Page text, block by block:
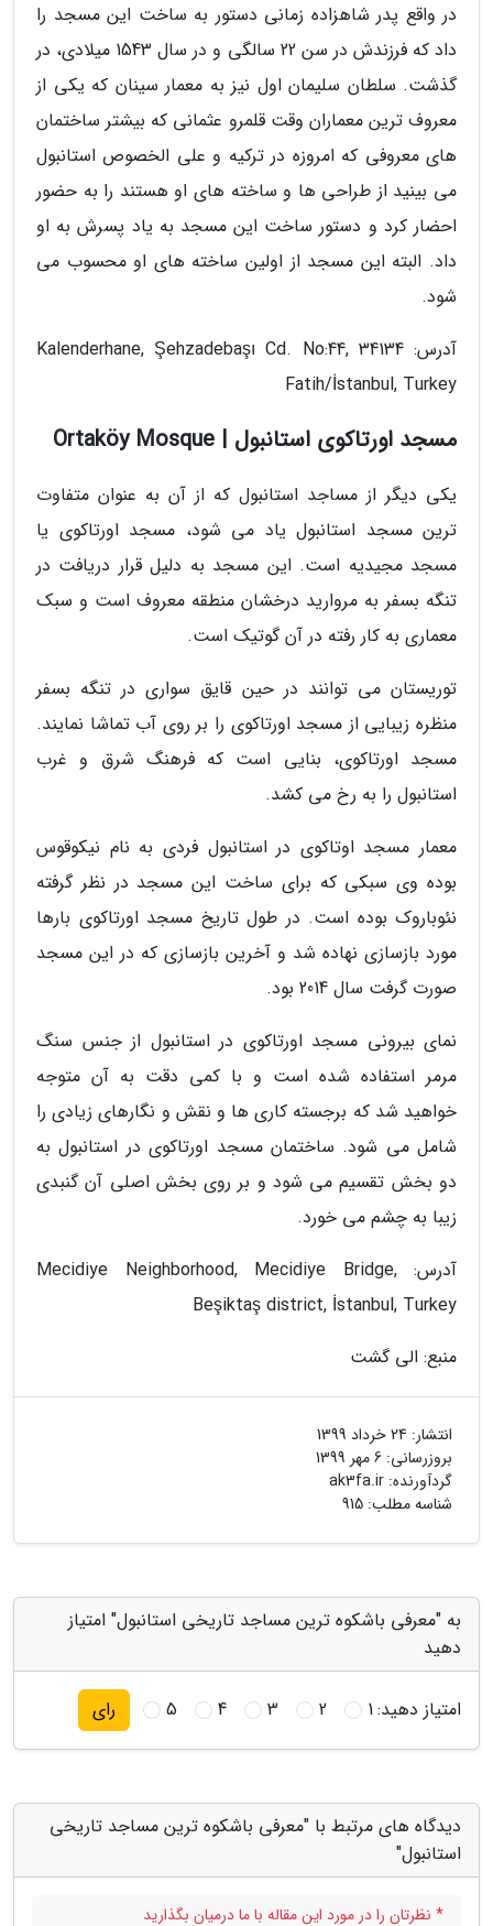
در واقع پدر شاهزاده زمانی دستور به ساخت این مسجد را
داد که فرزندش در سن 22 سالگی و در سال 1543 میلادی، در
گذشت. سلطان سلیمان اول نیز به معمار سینان که یکی از
معروف ترین معماران وقت قلمرو عثمانی که بیشتر ساختمان
های معروفی که امروزه در ترکیه و علی الخصوص استانبول
می بینید از طراحی ها و ساخته های او هستند را به حضور
احضار کرد و دستور ساخت این مسجد به یاد پسرش به او
داد. البته این مسجد از اولین ساخته های او محسوب می
شود.
آدرس: Kalenderhane, Şehzadebaşı Cd. No:44, 34134
Fatih/İstanbul, Turkey
مسجد اورتاکوی استانبول | Ortaköy Mosque
یکی دیگر از مساجد استانبول که از آن به عنوان متفاوت
ترین مسجد استانبول یاد می شود، مسجد اورتاکوی یا
مسجد مجیدیه است. این مسجد به دلیل قرار دریافت در
تنگه بسفر به مروارید درخشان منطقه معروف است و سبک
معماری به کار رفته در آن گوتیک است.
توریستان می توانند در حین قایق سواری در تنگه بسفر
منظره زیبایی از مسجد اورتاکوی را بر روی آب تماشا نمایند.
مسجد اورتاکوی، بنایی است که فرهنگ شرق و غرب
استانبول را به رخ می کشد.
معمار مسجد اوتاکوی در استانبول فردی به نام نیکوقوس
بوده وی سبکی که برای ساخت این مسجد در نظر گرفته
نئوباروک بوده است. در طول تاریخ مسجد اورتاکوی بارها
مورد بازسازی نهاده شد و آخرین بازسازی که در این مسجد
صورت گرفت سال 2014 بود.
نمای بیرونی مسجد اورتاکوی در استانبول از جنس سنگ
مرمر استفاده شده است و با کمی دقت به آن متوجه
خواهید شد که برجسته کاری ها و نقش و نگارهای زیادی را
شامل می شود. ساختمان مسجد اورتاکوی در استانبول به
دو بخش تقسیم می شود و بر روی بخش اصلی آن گنبدی
زیبا به چشم می خورد.
آدرس: Mecidiye Neighborhood, Mecidiye Bridge,
Beşiktaş district, İstanbul, Turkey
منبع: الی گشت
انتشار: 24 خرداد 1399
بروزرسانی: 6 مهر 1399
گردآورنده: ak3fa.ir
شناسه مطلب: 915
به "معرفی باشکوه ترین مساجد تاریخی استانبول" امتیاز
دهید
امتیاز دهید:1
2
3
4
5 رای
دیدگاه های مرتبط با "معرفی باشکوه ترین مساجد تاریخی
استانبول"
* نظرتان را در مورد این مقاله با ما درمیان بگذارید